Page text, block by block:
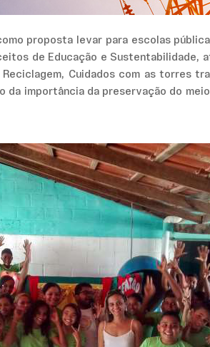
proposta levar para escolas
de Educação e
Cuidados com as torres
importância da preservação do meio